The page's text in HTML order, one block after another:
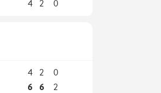
4
2
0
4
2
6
6
0
2